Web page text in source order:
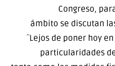
Congreso,
ámbito se discutan
¨Lejos de poner hoy
particularidades